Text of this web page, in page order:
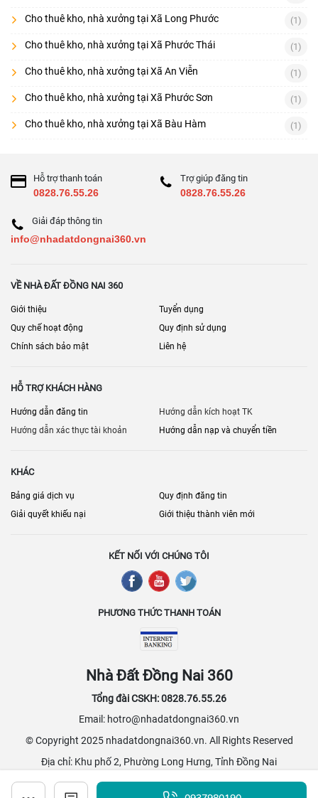
Cho thuê kho, nhà xưởng tại Xã Long Phước (1)
Cho thuê kho, nhà xưởng tại Xã Phước Thái (1)
Cho thuê kho, nhà xưởng tại Xã An Viễn (1)
Cho thuê kho, nhà xưởng tại Xã Phước Sơn (1)
Cho thuê kho, nhà xưởng tại Xã Bàu Hàm (1)
Hỗ trợ thanh toán
0828.76.55.26
Trợ giúp đăng tin
0828.76.55.26
Giải đáp thông tin
info@nhadatdongnai360.vn
VỀ NHÀ ĐẤT ĐỒNG NAI 360
Giới thiệu
Tuyển dụng
Quy chế hoạt động
Quy định sử dụng
Chính sách bảo mật
Liên hệ
HỖ TRỢ KHÁCH HÀNG
Hướng dẫn đăng tin
Hướng dẫn kích hoạt TK
Hướng dẫn xác thực tài khoản
Hướng dẫn nạp và chuyển tiền
KHÁC
Bảng giá dịch vụ
Quy định đăng tin
Giải quyết khiếu nại
Giới thiệu thành viên mới
KẾT NỐI VỚI CHÚNG TÔI
PHƯƠNG THỨC THANH TOÁN
Nhà Đất Đồng Nai 360
Tổng đài CSKH: 0828.76.55.26
Email: hotro@nhadatdongnai360.vn
© Copyright 2025 nhadatdongnai360.vn. All Rights Reserved
Địa chỉ: Khu phố 2, Phường Long Hưng, Tỉnh Đồng Nai